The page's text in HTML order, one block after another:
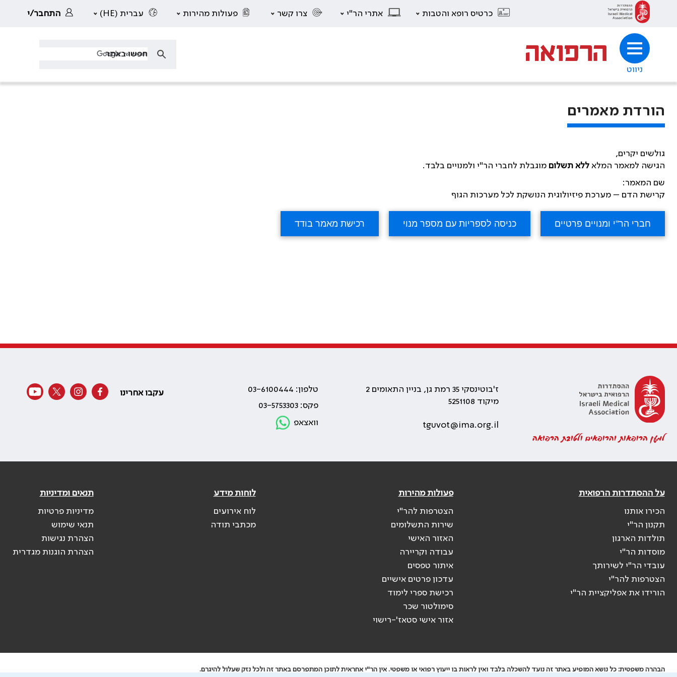
כרטיס רופא והטבות אתרי הר"י צרו קשר פעולות מהירות עברית (HE) התחבר/י
ניווט
הורדת מאמרים
גולשים יקרים,
הגישה למאמר המלאללא תשלום מוגבלת לחברי הר"י ולמנויים בלבד.
שם המאמר:
קרישת הדם – מערכת פיזיולוגית הנושקת לכל מערכות הגוף
למען הרופאות והרופאים ולטובת הרפואה
ז'בוטינסקי 35 רמת גן, בניין התאומים 2
מיקוד 5251108
tguvot@ima.org.il
טלפון: 03-6100444
פקס: 03-5753303
וואצאפ
עקבו אחרינו
על ההסתדרות הרפואית
הכירו אותנו
תקנון הר"י
תולדות הארגון
מוסדות הר"י
עובדי הר"י לשירותך
הצטרפות להר"י
הורידו את אפליקציית הר"י
פעולות מהירות
הצטרפות להר"י
שירות התשלומים
האזור האישי
עבודה וקריירה
איתור טפסים
עדכון פרטים אישיים
רכישת ספרי לימוד
סימולטור שכר
אזור אישי סטאז'-רישוי
לוחות מידע
לוח אירועים
מכתבי תודה
תנאים ומדיניות
מדיניות פרטיות
תנאי שימוש
הצהרת נגישות
הצהרת הוגנות מגדרית
הבהרה משפטית: כל נושא המופיע באתר זה נועד להשכלה בלבד ואין לראות בו ייעוץ רפואי או משפטי. אין הר"י אחראית לתוכן המתפרסם באתר זה ולכל נזק שעלול להיגרם.